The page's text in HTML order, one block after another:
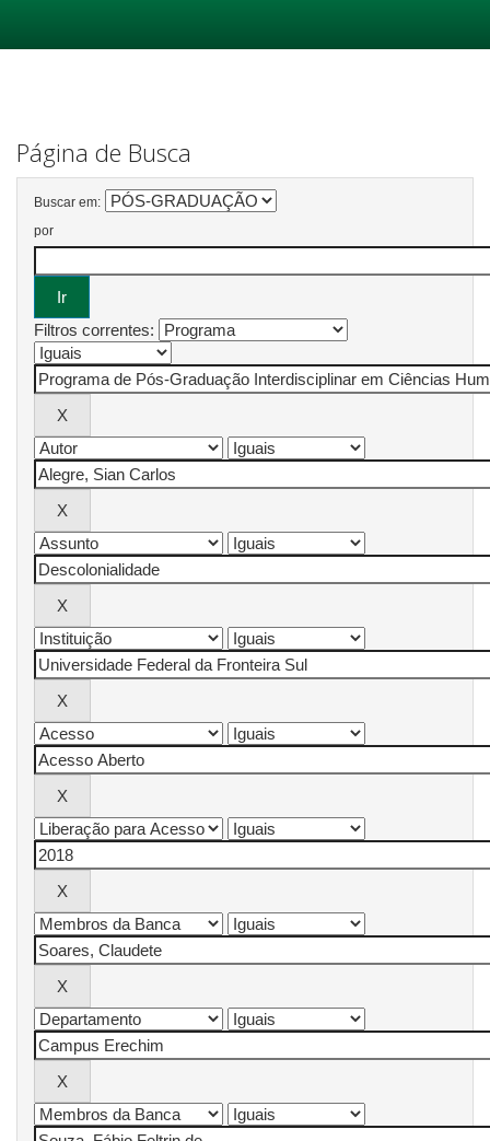
Página de Busca
Buscar em:
por
Filtros correntes: